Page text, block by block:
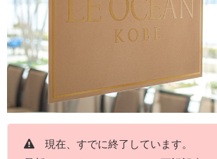
現在、すでに終了しています。